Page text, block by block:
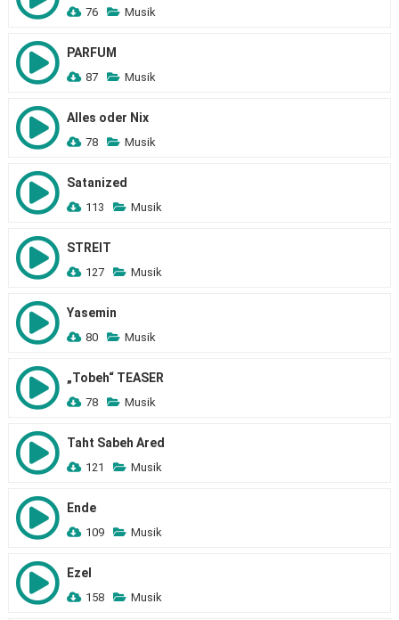
76 Musik
PARFUM
87 Musik
Alles oder Nix
78 Musik
Satanized
113 Musik
STREIT
127 Musik
Yasemin
80 Musik
„Tobeh“ TEASER
78 Musik
Taht Sabeh Ared
121 Musik
Ende
109 Musik
Ezel
158 Musik